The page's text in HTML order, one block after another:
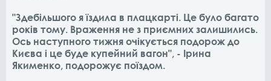
"Здебільшого я їздила в плацкарті. Це було багато
років тому. Враження не з приємних залишились.
Ось наступного тижня очікується подорож до
Києва і це буде купейний вагон", - Ірина
Якименко, подорожує поїздом.